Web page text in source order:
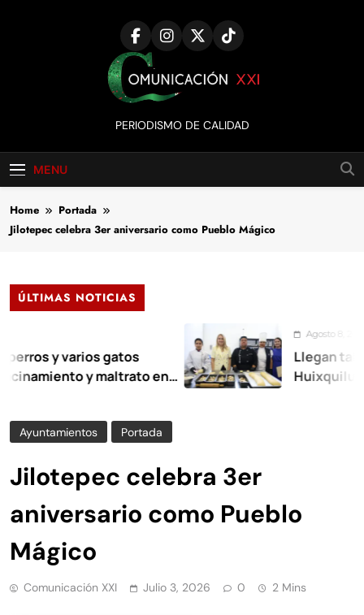
Comunicación
XXI
PERIODISMO DE CALIDAD
MENU
Home
Portada
Jilotepec celebra 3er aniversario como Pueblo Mágico
ÚLTIMAS NOTICIAS
y varios gatos
y maltrato en
Agosto 8, 2026
Llegan talleres
Huixquilucan
Ayuntamientos Portada
Jilotepec celebra 3er
aniversario como Pueblo
Mágico
Comunicación XXI Julio 3, 2026 0 2 Mins